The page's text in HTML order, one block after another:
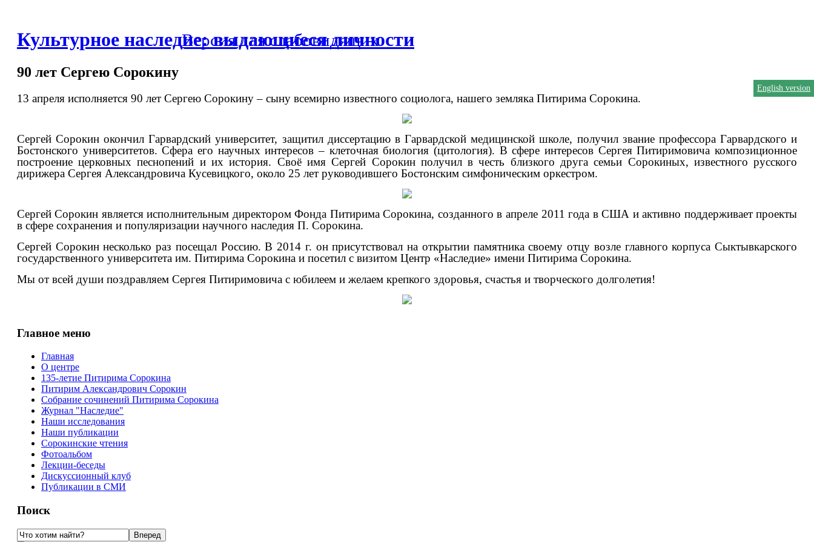
English version
Версия для слабовидящих
Культурное наследие: выдающиеся личности
90 лет Сергею Сорокину
13 апреля исполняется 90 лет Сергею Сорокину – сыну всемирно известного социолога, нашего земляка Питирима Сорокина.
Сергей Сорокин окончил Гарвардский университет, защитил диссертацию в Гарвардской медицинской школе, получил звание профессора Гарвардского и
Бостонского университетов. Сфера его научных интересов – клеточная биология (цитология). В сфере интересов Сергея Питиримовича композиционное
построение церковных песнопений и их история. Своё имя Сергей Сорокин получил в честь близкого друга семьи Сорокиных, известного русского
дирижера Сергея Александровича Кусевицкого, около 25 лет руководившего Бостонским симфоническим оркестром.
Сергей Сорокин является исполнительным директором Фонда Питирима Сорокина, созданного в апреле 2011 года в США и активно поддерживает проекты
в сфере сохранения и популяризации научного наследия П. Сорокина.
Сергей Сорокин несколько раз посещал Россию. В 2014 г. он присутствовал на открытии памятника своему отцу возле главного корпуса Сыктывкарского
государственного университета им. Питирима Сорокина и посетил с визитом Центр «Наследие» имени Питирима Сорокина.
Мы от всей души поздравляем Сергея Питиримовича с юбилеем и желаем крепкого здоровья, счастья и творческого долголетия!
Главное меню
Главная
О центре
135-летие Питирима Сорокина
Питирим Александрович Сорокин
Собрание сочинений Питирима Сорокина
Журнал "Наследие"
Наши исследования
Наши публикации
Сорокинские чтения
Фотоальбом
Лекции-беседы
Дискуссионный клуб
Публикации в СМИ
Поиск